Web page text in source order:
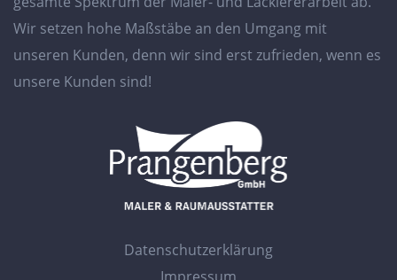
Wir setzen hohe Maßstäbe an den Umgang mit
unseren Kunden, denn wir sind erst zufrieden, wenn es
unsere Kunden sind!
Datenschutzerklärung
Impressum